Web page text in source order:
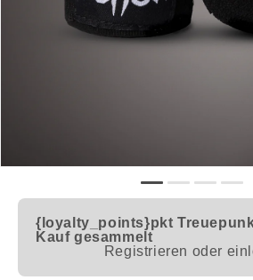
{loyalty_points}pkt
Kauf gesammelt
Registrieren oder